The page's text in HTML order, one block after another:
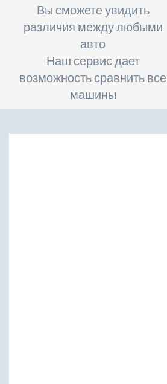
Вы сможете увидить
различия между любыми
авто
Наш сервис дает
возможность сравнить все
машины